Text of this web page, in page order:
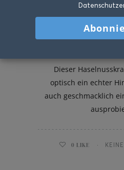
Dieser
optisch ein echter
auch geschmacklich
0 LIKE